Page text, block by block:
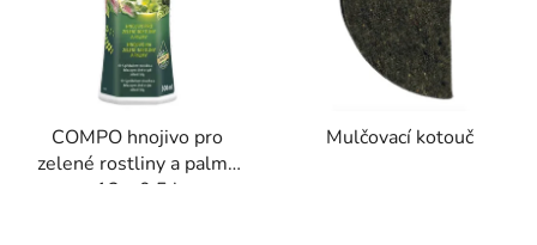
COMPO hnojivo pro
zelené rostliny a palmy
12 x 0,5 l
Mulčovací kotouč